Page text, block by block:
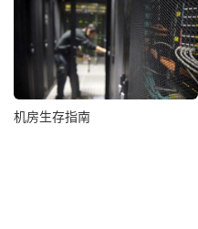
机房生存指南